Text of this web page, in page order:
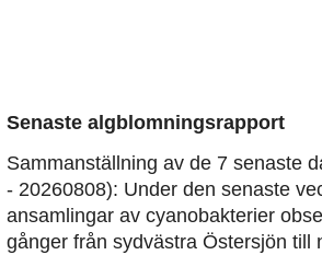
Senaste algblomningsrapport
Sammanställning av de 7 senaste
- 20260808): Under den senaste
ansamlingar av cyanobakterier
gånger från sydvästra Östersjön till